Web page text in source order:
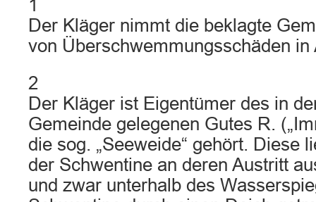
1
Der Kläger nimmt die beklagte
von Überschwemmungsschäden in
2
Der Kläger ist Eigentümer des in
Gemeinde gelegenen Gutes R.
die sog. „Seeweide“ gehört. Diese
der Schwentine an deren Austritt
und zwar unterhalb des